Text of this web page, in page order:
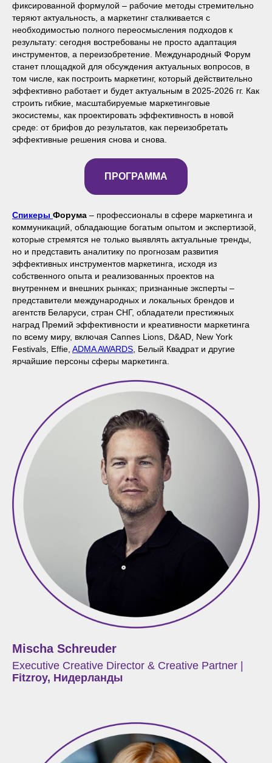
фиксированной формулой – рабочие методы стремительно
теряют актуальность, а маркетинг сталкивается с
необходимостью полного переосмысления подходов к
результату: сегодня востребованы не просто адаптация
инструментов, а переизобретение. Международный Форум
станет площадкой для обсуждения актуальных вопросов, в
том числе, как построить маркетинг, который действительно
эффективно работает и будет актуальным в 2025-2026 гг. Как
строить гибкие, масштабируемые маркетинговые
экосистемы, как проектировать эффективность в новой
среде: от брифов до результатов, как переизобретать
эффективные решения снова и снова.
ПРОГРАММА
Спикеры Форума – профессионалы в сфере маркетинга и
коммуникаций, обладающие богатым опытом и экспертизой,
которые стремятся не только выявлять актуальные тренды,
но и представить аналитику по прогнозам развития
эффективных инструментов маркетинга, исходя из
собственного опыта и реализованных проектов на
внутреннем и внешних рынках; признанные эксперты –
представители международных и локальных брендов и
агентств Беларуси, стран СНГ, обладатели престижных
наград Премий эффективности и креативности маркетинга
по всему миру, включая Cannes Lions, D&AD, New York
Festivals, Effie, ADMA AWARDS , Белый Квадрат и другие
ярчайшие персоны сферы маркетинга.
Mischa Schreuder
Executive Creative Director & Creative Partner |
Fitzroy, Нидерланды